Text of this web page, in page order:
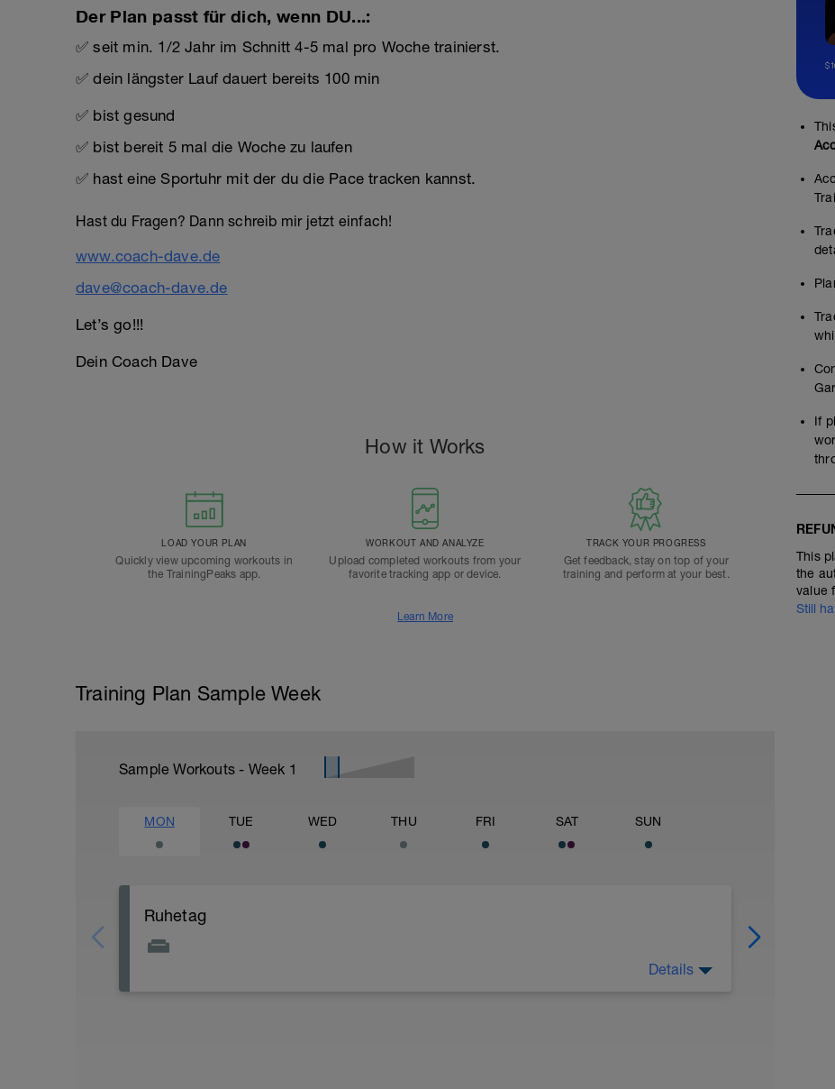
Der Plan passt für dich, wenn DU...:
✅ seit min. 1/2 Jahr im Schnitt 4-5 mal pro Woche trainierst.
✅ dein längster Lauf dauert bereits 100 min
✅ bist gesund
✅ bist bereit 5 mal die Woche zu laufen
✅ hast eine Sportuhr mit der du die Pace tracken kannst.
Hast du Fragen? Dann schreib mir jetzt einfach!
www.coach-dave.de
dave@coach-dave.de
Let’s go!!!
Dein Coach Dave
How it Works
LOAD YOUR PLAN
Quickly view upcoming workouts in
the TrainingPeaks app.
WORKOUT AND ANALYZE
Upload completed workouts from your
favorite tracking app or device.
TRACK YOUR PROGRESS
Get feedback, stay on top of your
training and perform at your best.
Learn More
Training Plan Sample Week
Sample Workouts - Week 1
MON TUE WED THU FRI SAT SUN
Ruhetag
Details
If
This
the
value
Still